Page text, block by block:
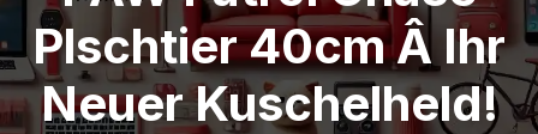
Plschtier 40cm Â Ihr
Neuer Kuschelheld!